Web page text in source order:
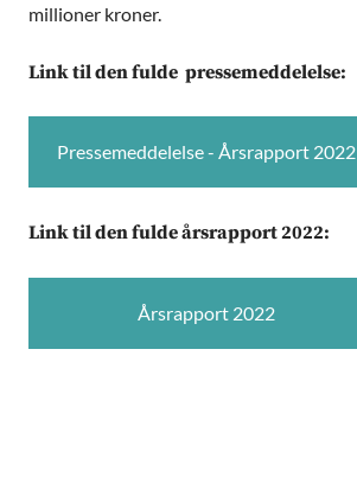
millioner kroner.
Link til den fulde pressemeddelelse:
Pressemeddelelse - Årsrapport 2022
Link til den fulde årsrapport 2022:
Årsrapport 2022